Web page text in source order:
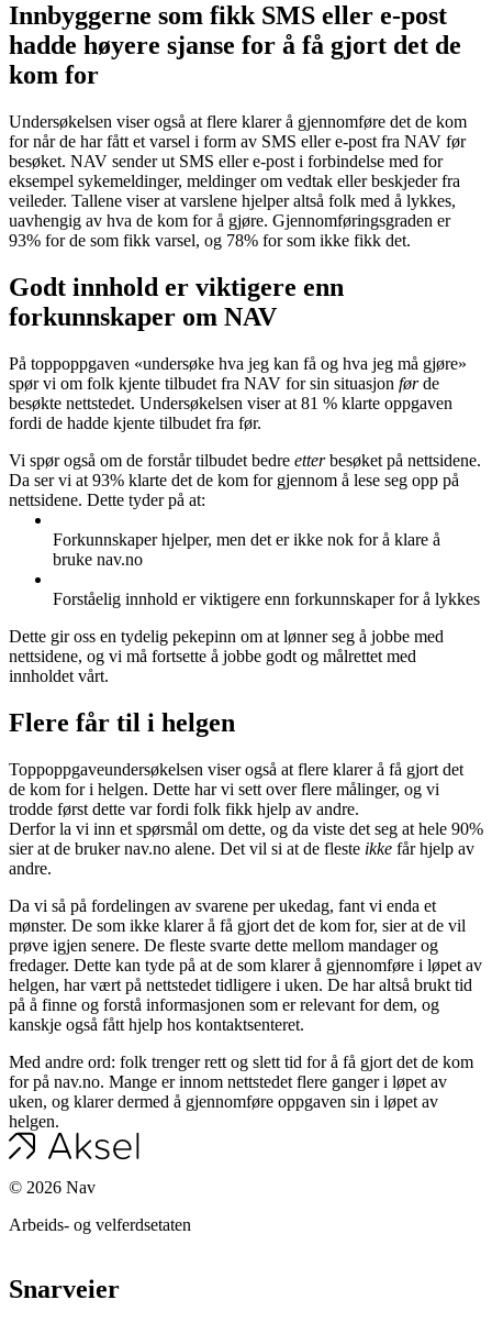
Innbyggerne som fikk SMS eller e-post
hadde høyere sjanse for å få gjort det de
kom for
Undersøkelsen viser også at flere klarer å gjennomføre det de kom
for når de har fått et varsel i form av SMS eller e-post fra NAV før
besøket. NAV sender ut SMS eller e-post i forbindelse med for
eksempel sykemeldinger, meldinger om vedtak eller beskjeder fra
veileder. Tallene viser at varslene hjelper altså folk med å lykkes,
uavhengig av hva de kom for å gjøre. Gjennomføringsgraden er
93% for de som fikk varsel, og 78% for som ikke fikk det.
Godt innhold er viktigere enn
forkunnskaper om NAV
På toppoppgaven «undersøke hva jeg kan få og hva jeg må gjøre»
spør vi om folk kjente tilbudet fra NAV for sin situasjon førde
besøkte nettstedet. Undersøkelsen viser at 81 % klarte oppgaven
fordi de hadde kjente tilbudet fra før​.
​Vi spør også om de forstår tilbudet bedre etterbesøket på nettsidene.
Da ser vi at 93% klarte det de kom for gjennom å lese seg opp på
nettsidene.​ Dette tyder på at:​
Forkunnskaper hjelper, men det er ikke nok for å klare å
bruke nav.no​
Forståelig innhold er viktigere enn forkunnskaper for å lykkes​
Dette gir oss en tydelig pekepinn om at lønner seg å jobbe med
nettsidene, og vi må fortsette å jobbe godt og målrettet med
innholdet vårt.
Flere får til i helgen
Toppoppgaveundersøkelsen viser også at flere klarer å få gjort det
de kom for i helgen. Dette har vi sett over flere målinger, og vi
trodde først dette var fordi folk fikk hjelp av andre.
Derfor la vi inn et spørsmål om dette, og da viste det seg at hele 90%
sier at de bruker nav.no alene. Det vil si at de fleste ikke får hjelp av
andre.
Da vi så på fordelingen av svarene per ukedag, fant vi enda et
mønster. De som ikke klarer å få gjort det de kom for, sier at de vil
prøve igjen senere. De fleste svarte dette mellom mandager og
fredager. Dette kan tyde på at de som klarer å gjennomføre i løpet av
helgen, har vært på nettstedet tidligere i uken. De har altså brukt tid
på å finne og forstå informasjonen som er relevant for dem, og
kanskje også fått hjelp hos kontaktsenteret.
Med andre ord: folk trenger rett og slett tid for å få gjort det de kom
for på nav.no. Mange er innom nettstedet flere ganger i løpet av
uken, og klarer dermed å gjennomføre oppgaven sin i løpet av
helgen.
© 2026 Nav
Arbeids- og velferdsetaten
Snarveier